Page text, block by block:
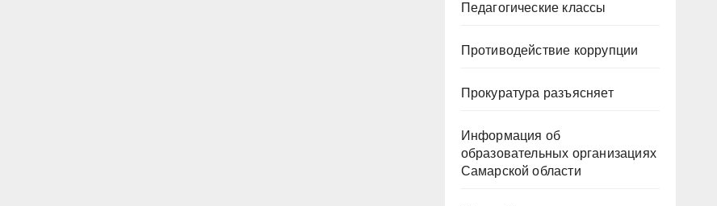
Педагогические классы
Противодействие коррупции
Прокуратура разъясняет
Информация об
образовательных организациях
Самарской области